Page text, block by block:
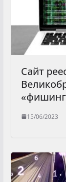
Сайт
15/06/2023